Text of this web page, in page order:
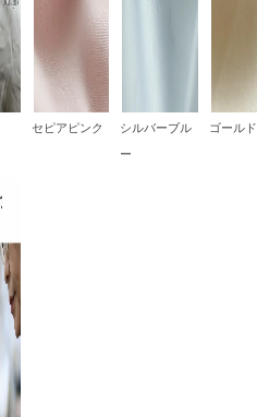
セピアピンク
シルバーブル
ー
ゴールド